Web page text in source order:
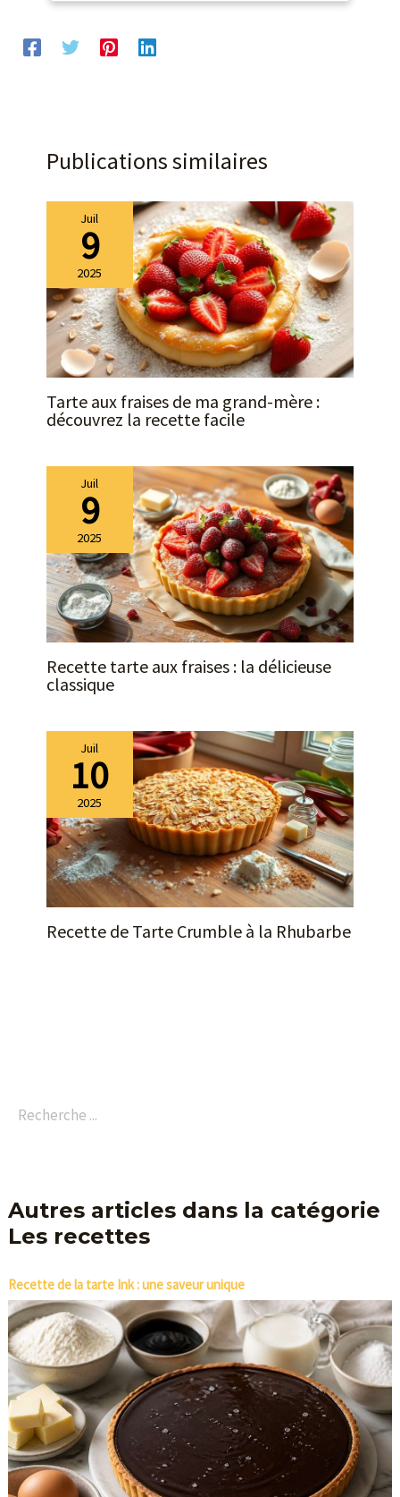
protège la vaisselle en
toute sécurité pendant le
offrirons un remplacement
gratuit si les plateaux
arrivent cassés
Publications similaires
Juil
9
2025
Tarte aux fraises de ma grand-mère :
découvrez la recette facile
Juil
9
2025
Recette tarte aux fraises : la délicieuse
classique
Juil
10
2025
Recette de Tarte Crumble à la Rhubarbe
Autres articles dans la catégorie
Les recettes
Recette de la tarte Ink : une saveur unique